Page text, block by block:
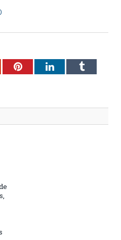
PinterestLinkedInTumblr